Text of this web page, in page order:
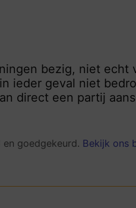
bezig, niet echt
ieder geval niet
direct een partij
goedgekeurd. Bekijk ons